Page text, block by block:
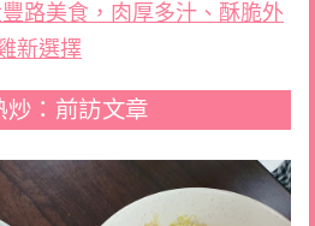
路美食，肉厚多汁、酥脆外
新選擇
炒：前訪文章